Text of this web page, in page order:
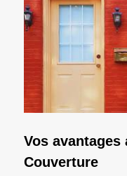
Vos avantages
Couverture